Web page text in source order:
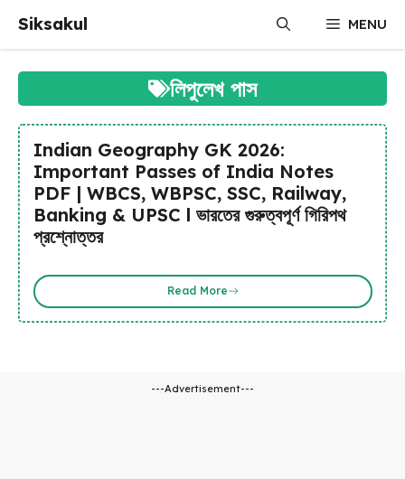
content
Siksakul MENU
লিপুলেখ পাস
Indian Geography GK 2026:
Important Passes of India Notes
PDF | WBCS, WBPSC, SSC, Railway,
Banking & UPSC l ভারতের গুরুত্বপূর্ণ গিরিপথ
প্রশ্নোত্তর
Read More
---Advertisement---